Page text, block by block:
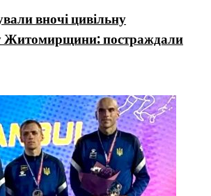
вночі цивільну
Житомирщини: постраждали